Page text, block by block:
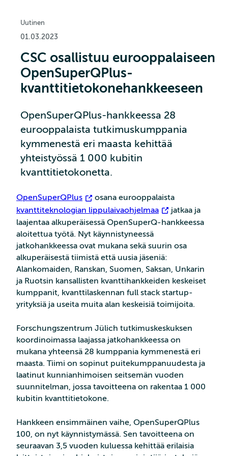
Uutinen
01.03.2023
CSC osallistuu eurooppalaiseen
OpenSuperQPlus-
kvanttitietokone­hankkeeseen
OpenSuperQPlus-hankkeessa 28
eurooppalaista tutkimuskumppania
kymmenestä eri maasta kehittää
yhteistyössä 1 000 kubitin
kvanttitietokonetta.
OpenSuperQPlus
osana eurooppalaista
kvanttiteknologian lippulaivaohjelmaa
jatkaa ja
laajentaa alkuperäisessä OpenSuperQ-hankkeessa
aloitettua työtä. Nyt käynnistyneessä
jatkohankkeessa ovat mukana sekä suurin osa
alkuperäisestä tiimistä että uusia jäseniä:
Alankomaiden, Ranskan, Suomen, Saksan, Unkarin
ja Ruotsin kansallisten kvanttihankkeiden keskeiset
kumppanit, kvanttilaskennan full stack startup-
yrityksiä ja useita muita alan keskeisiä toimijoita.
Forschungszentrum Jülich tutkimuskeskuksen
koordinoimassa laajassa jatkohankkeessa on
mukana yhteensä 28 kumppania kymmenestä eri
maasta. Tiimi on sopinut puitekumppanuudesta ja
laatinut kunnianhimoisen seitsemän vuoden
suunnitelman, jossa tavoitteena on rakentaa 1 000
kubitin kvanttitietokone.
Hankkeen ensimmäinen vaihe, OpenSuperQPlus
100, on nyt käynnistymässä. Sen tavoitteena on
seuraavan 3,5 vuoden kuluessa kehittää erilaisia